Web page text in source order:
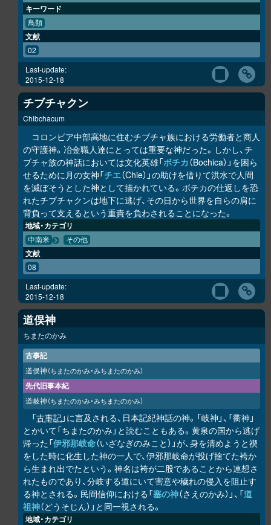
キーワード
鳥類
文献
02
Last-update:
2015-12-18
チブチャクン
Chibchacum
コロンビア中部高地に住むチブチャ族における労働者と商人
の守護神。冶金職人達にとっては重要な神だった。しかし、チ
ブチャ族の神話においては文化英雄「ボチカ（Bochica）」を困ら
せるために月の女神「チエ（Chie）」の助けを借りて洪水で人間
を滅ぼそうとした神として描かれている。ボチカの仕返しを恐
れたチブチャクンは地下に逃げ、その日から世界を自らの肩に
背負って支えるという重責を負わされることになった。
地域・カテゴリ
中南米 その他
文献
08
Last-update:
2015-12-18
道俣神
ちまたのかみ
古事記
道俣神（ちまたのかみ・みちまたのかみ）
先代旧事本紀
道岐神（ちまたのかみ・みちまたのかみ）
「古事記」に言及される、日本記紀神話の神。「岐神」、「衢神」
とかいて「ちまたのかみ」と読むこともある。黄泉の国から逃げ
帰った「伊邪那岐命（いざなぎのみこと）」が、身を清めようと禊
をした時に化生した神の一人で、伊邪那岐命が投げ捨てた袴か
ら生まれ出でたという。神名は袴が二股であることから連想さ
れたものであり、分岐する道にいて害意や穢れの侵入を阻止す
る神とされる。民間信仰における「塞の神（さえのかみ）」、「道
祖神（どうそじん）」と同一視される。
地域・カテゴリ